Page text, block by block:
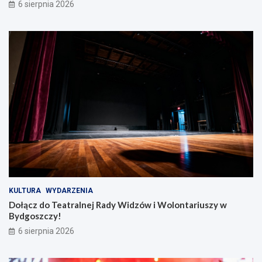
r
o
e
!
d
ó
o
n
r
i
u
s
z
y
w
B
y
6 sierpnia 2026
KULTURA WYDARZENIA
Dołącz do Teatralnej Rady Widzów i Wolontariuszy w
Bydgoszczy!
6 sierpnia 2026